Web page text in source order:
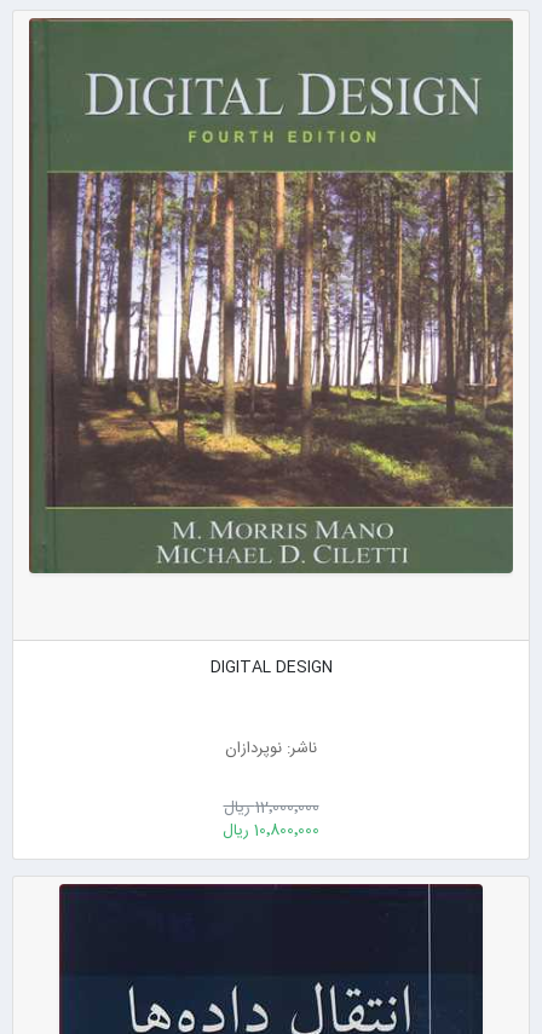
DIGITAL DESIGN
ناشر: نوپردازان
12٬000٬000 ریال
10٬800٬000 ریال